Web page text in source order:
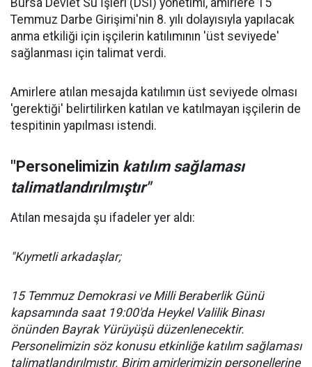
Bursa Devlet Su İşleri (DSİ) yönetimi, amirlere 15
Temmuz Darbe Girişimi'nin 8. yılı dolayısıyla yapılacak
anma etkiliği için işçilerin katılımının 'üst seviyede'
sağlanması için talimat verdi.
Amirlere atılan mesajda katılımın üst seviyede olması
'gerektiği' belirtilirken katılan ve katılmayan işçilerin de
tespitinin yapılması istendi.
"Personelimizin katılım sağlaması
talimatlandırılmıştır"
Atılan mesajda şu ifadeler yer aldı:
"Kıymetli arkadaşlar;
15 Temmuz Demokrasi ve Milli Beraberlik Günü
kapsamında saat 19:00'da Heykel Valilik Binası
önünden Bayrak Yürüyüşü düzenlenecektir.
Personelimizin söz konusu etkinliğe katılım sağlaması
talimatlandırılmıştır. Birim amirlerimizin personellerine